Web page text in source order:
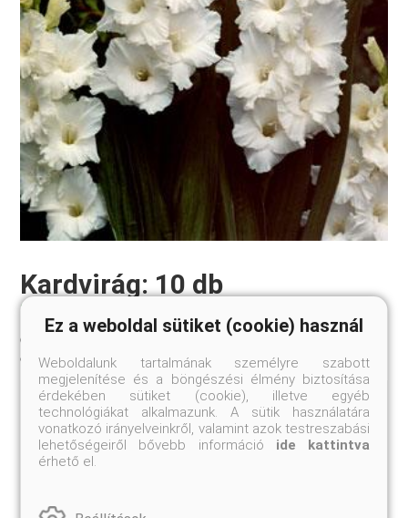
Kardvirág: 10 db
Gladiolus ’Bangladesh’
10-12 cm
A virághagymák szállítási ideje az ültetés számára
ideális: ÁPRILIS HÓNAP!
rendeléseket tudjuk teljesíteni!
Ez a weboldal sütiket (cookie) használ
Weboldalunk tartalmának személyre szabott
megjelenítése és a böngészési élmény biztosítása
érdekében sütiket (cookie), illetve egyéb
technológiákat alkalmazunk. A sütik használatára
vonatkozó irányelveinkről, valamint azok testreszabási
lehetőségeiről bővebb információ ide kattintva
érhető el.